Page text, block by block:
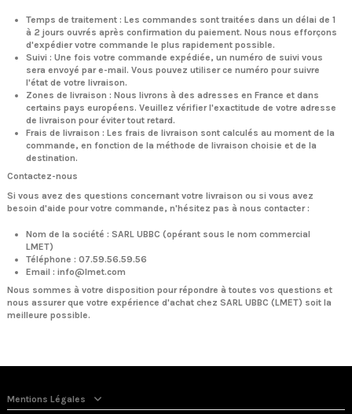
Temps de traitement : Les commandes sont traitées dans un délai de 1
à 2 jours ouvrés après confirmation du paiement. Nous nous efforçons
d'expédier votre commande le plus rapidement possible.
Suivi : Une fois votre commande expédiée, un numéro de suivi vous
sera envoyé par e-mail. Vous pouvez utiliser ce numéro pour suivre
l'état de votre livraison.
Zones de livraison : Nous livrons à des adresses en France et dans
certains pays européens. Veuillez vérifier l'exactitude de votre adresse
de livraison pour éviter tout retard.
Frais de livraison : Les frais de livraison sont calculés au moment de la
commande, en fonction de la méthode de livraison choisie et de la
destination.
Contactez-nous
Si vous avez des questions concernant votre livraison ou si vous avez
besoin d'aide pour votre commande, n'hésitez pas à nous contacter :
Nom de la société : SARL UBBC (opérant sous le nom commercial
LMET)
Téléphone : 07.59.56.59.56
Email : info@lmet.com
Nous sommes à votre disposition pour répondre à toutes vos questions et
nous assurer que votre expérience d'achat chez SARL UBBC (LMET) soit la
meilleure possible.
Mentions Légales